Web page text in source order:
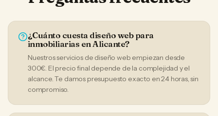
¿Cuánto cuesta diseño web para
inmobiliarias en Alicante?
Nuestros servicios de diseño web empiezan desde
300€. El precio final depende de la complejidad y el
alcance. Te damos presupuesto exacto en 24 horas, sin
compromiso.